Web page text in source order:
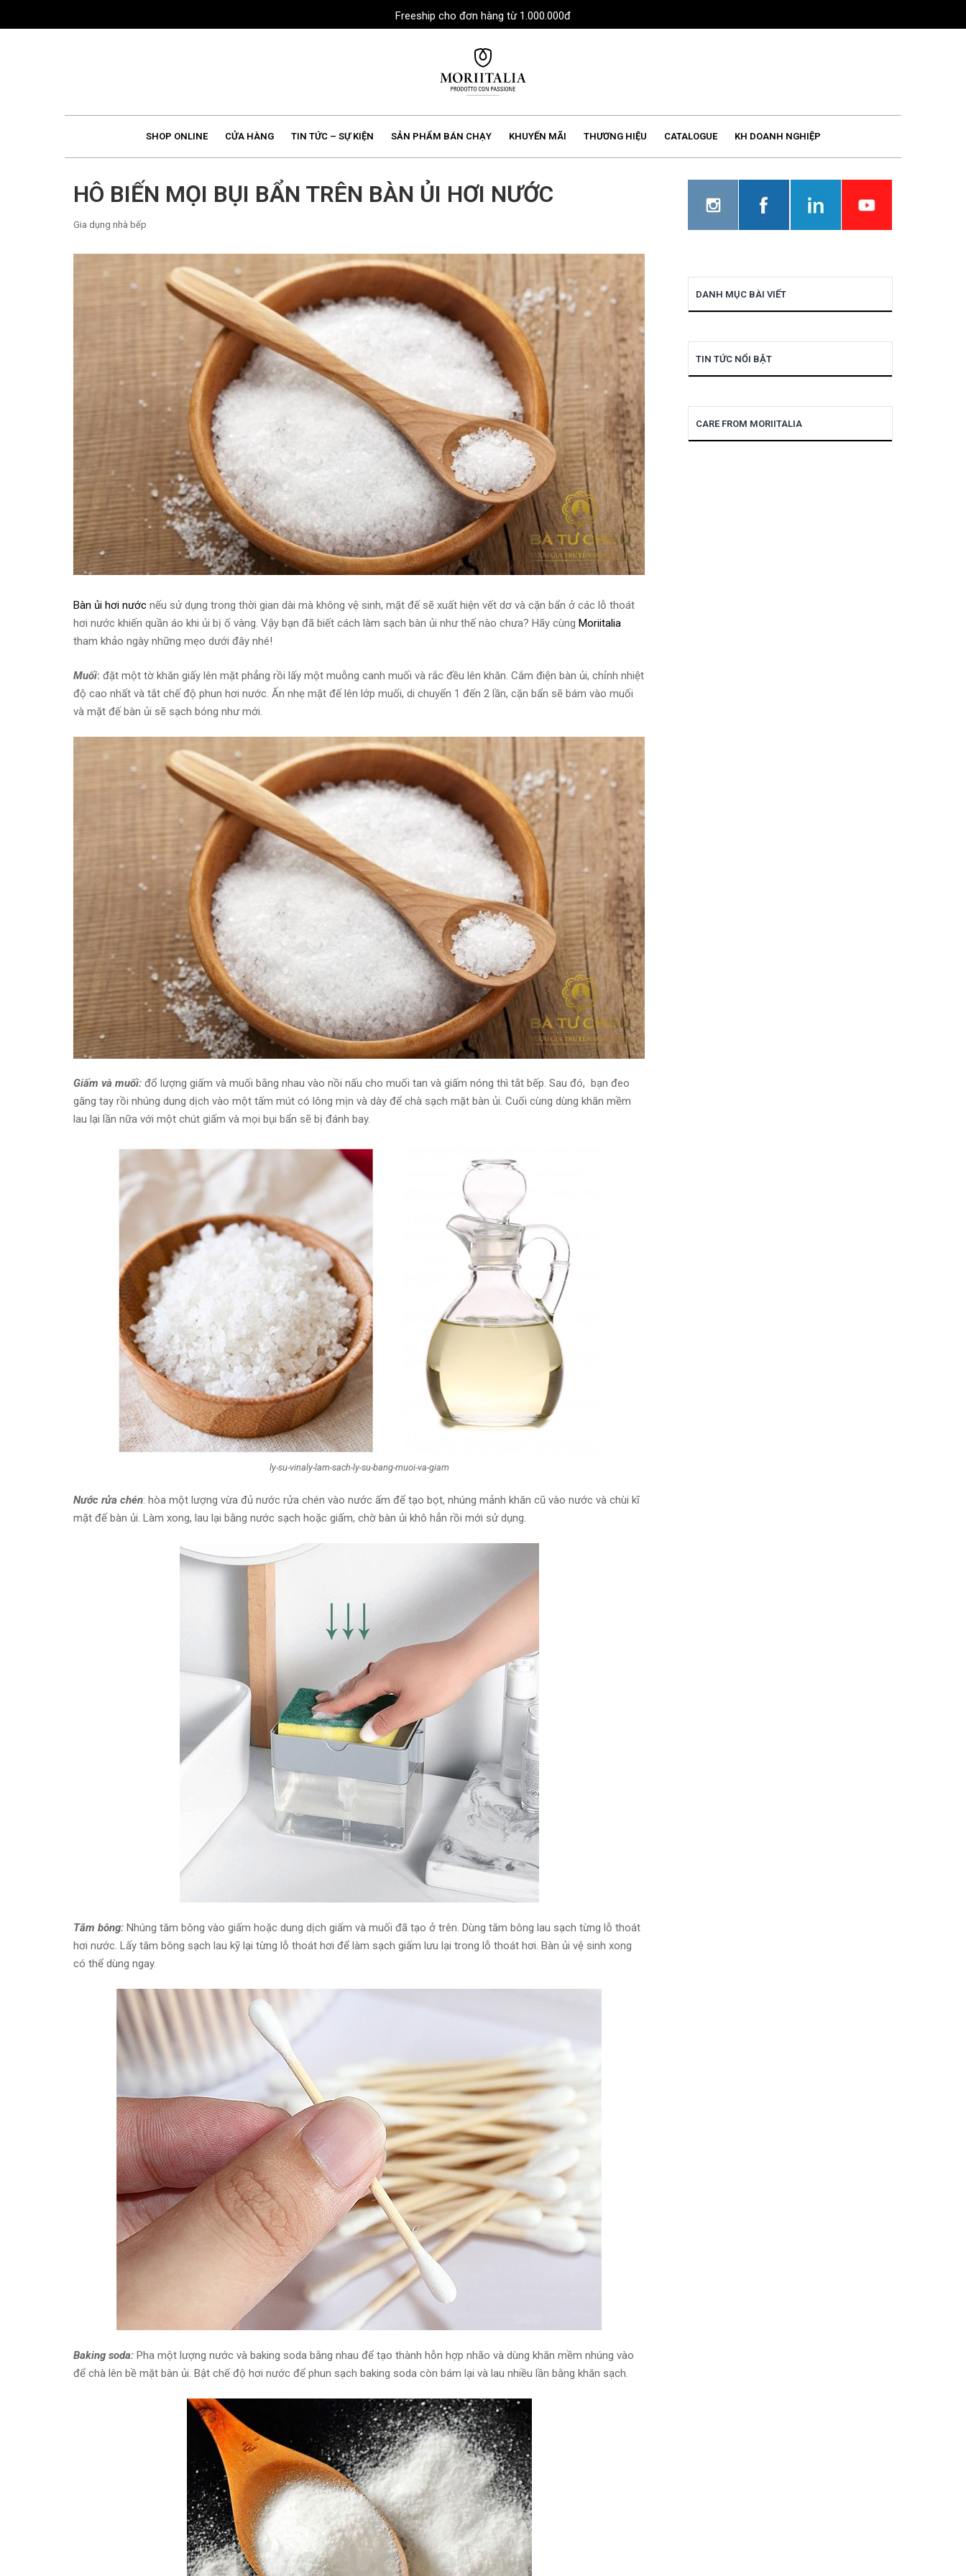
to
Freeship cho đơn hàng từ 1.000.000đ
SHOP ONLINE CỬA HÀNG TIN TỨC – SỰ KIỆN SẢN PHẨM BÁN CHẠY KHUYẾN MÃI THƯƠNG HIỆU CATALOGUE KH DOANH NGHIỆP
HÔ BIẾN MỌI BỤI BẨN TRÊN BÀN ỦI HƠI NƯỚC
Gia dụng nhà bếp
Bàn ủi hơi nước nếu sử dụng trong thời gian dài mà không vệ sinh, mặt đế sẽ xuất hiện vết dơ và cặn bẩn ở các lỗ thoát
hơi nước khiến quần áo khi ủi bị ố vàng. Vậy bạn đã biết cách làm sạch bàn ủi như thế nào chưa? Hãy cùng Moriitalia
tham khảo ngày những mẹo dưới đây nhé!
Muối: đặt một tờ khăn giấy lên mặt phẳng rồi lấy một muỗng canh muối và rắc đều lên khăn. Cắm điện bàn ủi, chỉnh nhiệt
độ cao nhất và tắt chế độ phun hơi nước. Ấn nhẹ mặt đế lên lớp muối, di chuyển 1 đến 2 lần, cặn bẩn sẽ bám vào muối
và mặt đế bàn ủi sẽ sạch bóng như mới.
Giấm và muối: đổ lượng giấm và muối bằng nhau vào nồi nấu cho muối tan và giấm nóng thì tắt bếp. Sau đó, bạn đeo
găng tay rồi nhúng dung dịch vào một tấm mút có lông mịn và dày để chà sạch mặt bàn ủi. Cuối cùng dùng khăn mềm
lau lại lần nữa với một chút giấm và mọi bụi bẩn sẽ bị đánh bay.
ly-su-vinaly-lam-sach-ly-su-bang-muoi-va-giam
Nước rửa chén: hòa một lượng vừa đủ nước rửa chén vào nước ấm để tạo bọt, nhúng mảnh khăn cũ vào nước và chùi kĩ
mặt đế bàn ủi. Làm xong, lau lại bằng nước sạch hoặc giấm, chờ bàn ủi khô hẳn rồi mới sử dụng.
Tăm bông: Nhúng tăm bông vào giấm hoặc dung dịch giấm và muối đã tạo ở trên. Dùng tăm bông lau sạch từng lỗ thoát
hơi nước. Lấy tăm bông sạch lau kỹ lại từng lỗ thoát hơi để làm sạch giấm lưu lại trong lỗ thoát hơi. Bàn ủi vệ sinh xong
có thể dùng ngay.
Baking soda: Pha một lượng nước và baking soda bằng nhau để tạo thành hỗn hợp nhão và dùng khăn mềm nhúng vào
để chà lên bề mặt bàn ủi. Bật chế độ hơi nước để phun sạch baking soda còn bám lại và lau nhiều lần bằng khăn sạch.
DANH MỤC BÀI VIẾT
TIN TỨC NỔI BẬT
CARE FROM MORIITALIA